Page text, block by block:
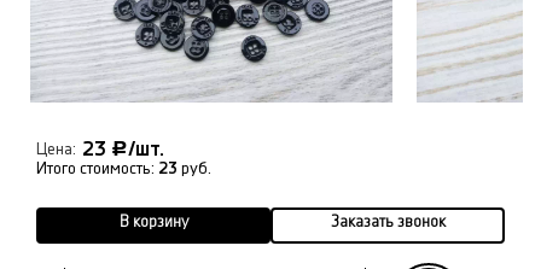
Цена: 23 Р/шт.
Итого стоимость: 23 руб.
В корзину Заказать звонок